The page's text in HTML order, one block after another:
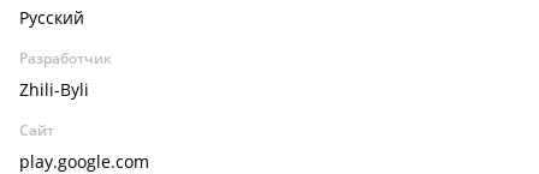
Русский
Разработчик
Zhili-Byli
Сайт
play.google.com